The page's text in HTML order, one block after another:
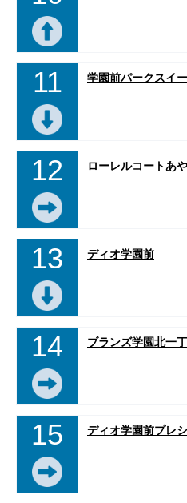
11 学園前パークスイ
12 ローレルコートあ
13 ディオ学園前
14 ブランズ学園北一
15 ディオ学園前プレ